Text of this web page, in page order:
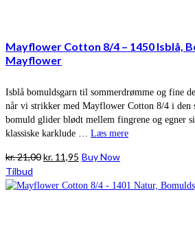
Mayflower Cotton 8/4 – 1450 Isblå,
Mayflower
Isblå bomuldsgarn til sommerdrømme og fine
når vi strikker med Mayflower Cotton 8/4 i den
bomuld glider blødt mellem fingrene og egner
klassiske karklude … Læs mere
kr.21,00Den
pris
kr. 11,95 Den
pris
Buy Now
Tilbud